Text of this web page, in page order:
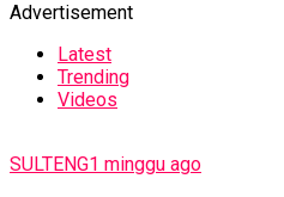
Advertisement
Latest
Trending
Videos
SULTENG1 minggu ago